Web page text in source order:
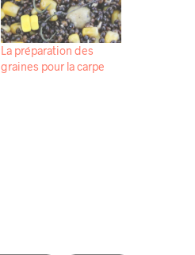
La préparation des
graines pour la carpe